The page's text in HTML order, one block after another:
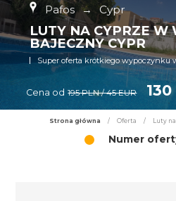
Pafos → Cypr
LUTY NA CYPRZE W
BAJECZNY CYPR
Super oferta krótkiego wypoczynku
Cena od 195 PLN / 45 EUR
Strona główna / Oferta / Luty
Numer